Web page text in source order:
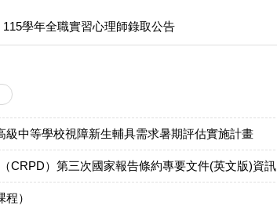
115學年全職實習心理師錄取公告
級中等學校視障新生輔具需求暑期評估實施計畫
CRPD）第三次國家報告條約專要文件(英文版)資訊
）